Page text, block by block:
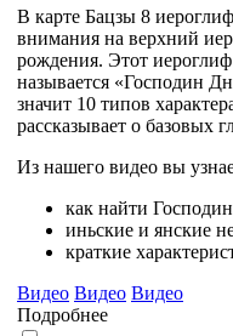
В карте Бацзы 8
внимания на верхний
рождения. Этот
называется «Господин
значит 10 типов
рассказывает о базовых
Из нашего видео вы
как найти
иньские и янские
краткие
Видео Видео Видео
Подробнее